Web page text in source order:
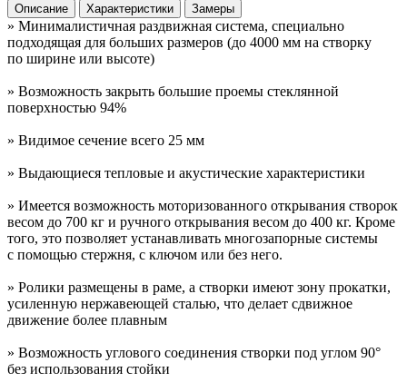
Описание Характеристики Замеры
» Минималистичная раздвижная система, специально
подходящая для больших размеров (до 4000 мм на створку
по ширине или высоте)
» Возможность закрыть большие проемы стеклянной
поверхностью 94%
» Видимое сечение всего 25 мм
» Выдающиеся тепловые и акустические характеристики
» Имеется возможность моторизованного открывания створок
весом до 700 кг и ручного открывания весом до 400 кг. Кроме
того, это позволяет устанавливать многозапорные системы
с помощью стержня, с ключом или без него.
» Ролики размещены в раме, а створки имеют зону прокатки,
усиленную нержавеющей сталью, что делает сдвижное
движение более плавным
» Возможность углового соединения створки под углом 90°
без использования стойки